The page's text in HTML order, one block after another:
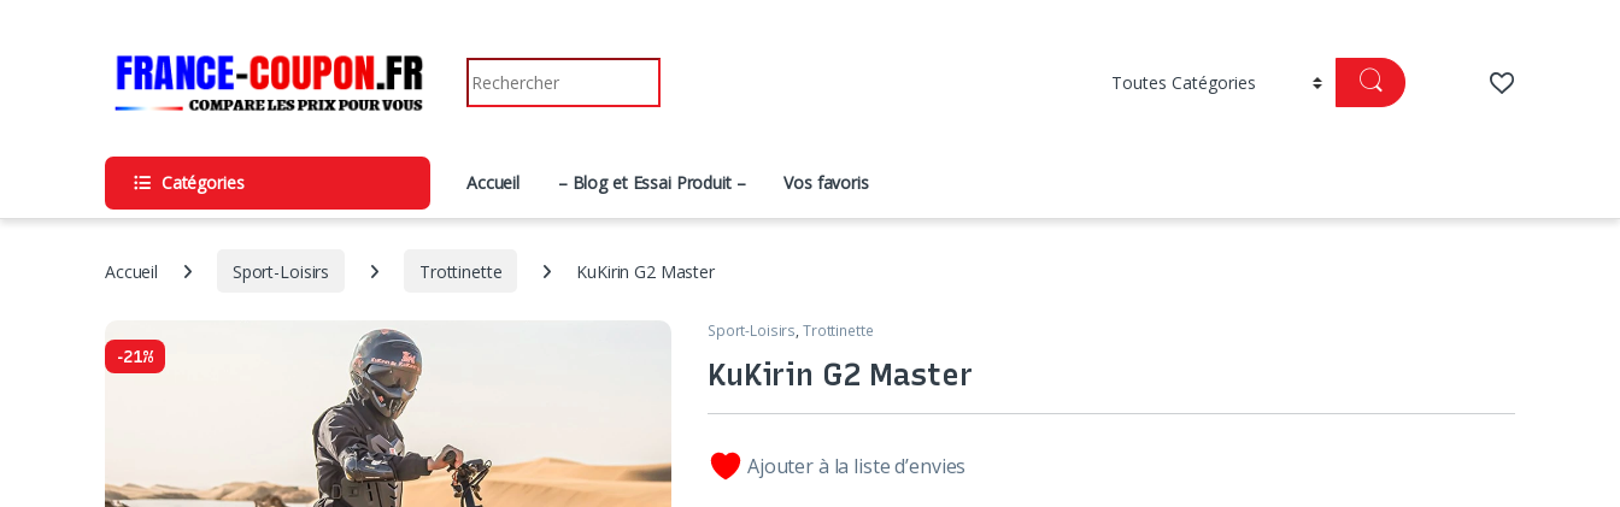
Catégories Accueil – Blog et Essai Produit – Vos favoris
Accueil Sport-Loisirs Trottinette KuKirin G2 Master
-21%
Sport-Loisirs, Trottinette
KuKirin G2 Master
Ajouter à la liste d’envies